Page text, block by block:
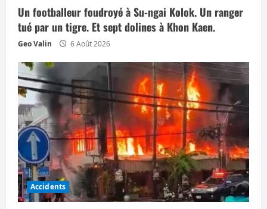
r
t
i
c
l
e
Un footballeur foudroyé à Su-ngai Kolok. Un ranger
tué par un tigre. Et sept dolines à Khon Kaen.
Geo Valin 6 Août 2026
Accidents